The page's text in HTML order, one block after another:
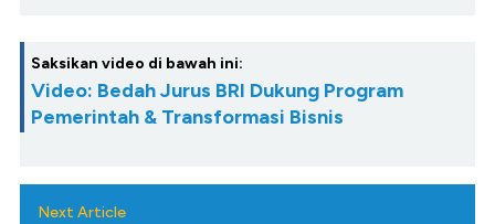
Saksikan video di bawah ini:
Video: Bedah Jurus BRI Dukung Program
Pemerintah & Transformasi Bisnis
Next Article